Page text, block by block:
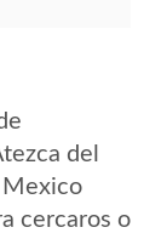
del
Mexico
cercaros o